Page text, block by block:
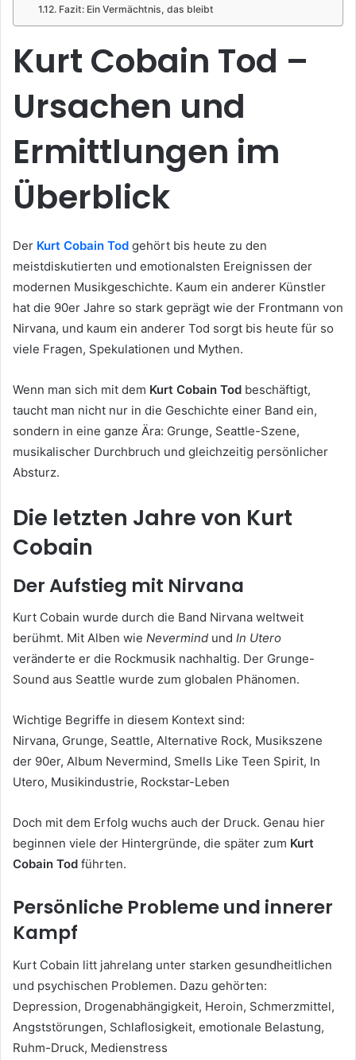
Fazit: Ein Vermächtnis, das bleibt
Kurt Cobain Tod –
Ursachen und
Ermittlungen im
Überblick
Der Kurt Cobain Tod gehört bis heute zu den
meistdiskutierten und emotionalsten Ereignissen der
modernen Musikgeschichte. Kaum ein anderer Künstler
hat die 90er Jahre so stark geprägt wie der Frontmann von
Nirvana, und kaum ein anderer Tod sorgt bis heute für so
viele Fragen, Spekulationen und Mythen.
Wenn man sich mit dem Kurt Cobain Tod beschäftigt,
taucht man nicht nur in die Geschichte einer Band ein,
sondern in eine ganze Ära: Grunge, Seattle-Szene,
musikalischer Durchbruch und gleichzeitig persönlicher
Absturz.
Die letzten Jahre von Kurt
Cobain
Der Aufstieg mit Nirvana
Kurt Cobain wurde durch die Band Nirvana weltweit
berühmt. Mit Alben wie Nevermind und In Utero
veränderte er die Rockmusik nachhaltig. Der Grunge-
Sound aus Seattle wurde zum globalen Phänomen.
Wichtige Begriffe in diesem Kontext sind:
Nirvana, Grunge, Seattle, Alternative Rock, Musikszene
der 90er, Album Nevermind, Smells Like Teen Spirit, In
Utero, Musikindustrie, Rockstar-Leben
Doch mit dem Erfolg wuchs auch der Druck. Genau hier
beginnen viele der Hintergründe, die später zum Kurt
Cobain Tod führten.
Persönliche Probleme und innerer
Kampf
Kurt Cobain litt jahrelang unter starken gesundheitlichen
und psychischen Problemen. Dazu gehörten:
Depression, Drogenabhängigkeit, Heroin, Schmerzmittel,
Angststörungen, Schlaflosigkeit, emotionale Belastung,
Ruhm-Druck, Medienstress